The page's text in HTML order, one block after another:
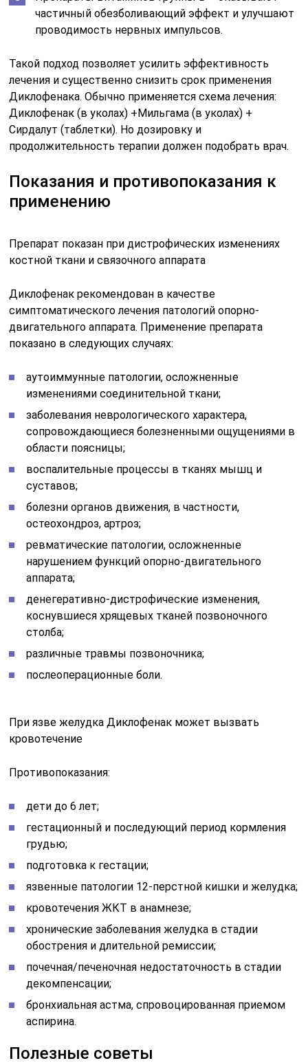
частичный обезболивающий эффект и улучшают
проводимость нервных импульсов.
Такой подход позволяет усилить эффективность
лечения и существенно снизить срок применения
Диклофенака. Обычно применяется схема лечения:
Диклофенак (в уколах) +Мильгама (в уколах) +
Сирдалут (таблетки). Но дозировку и
продолжительность терапии должен подобрать врач.
Показания и противопоказания к
применению
Препарат показан при дистрофических изменениях
костной ткани и связочного аппарата
Диклофенак рекомендован в качестве
симптоматического лечения патологий опорно-
двигательного аппарата. Применение препарата
показано в следующих случаях:
аутоиммунные патологии, осложненные
изменениями соединительной ткани;
заболевания неврологического характера,
сопровождающиеся болезненными ощущениями в
области поясницы;
воспалительные процессы в тканях мышц и
суставов;
болезни органов движения, в частности,
остеохондроз, артроз;
ревматические патологии, осложненные
нарушением функций опорно-двигательного
аппарата;
денегеративно-дистрофические изменения,
коснувшиеся хрящевых тканей позвоночного
столба;
различные травмы позвоночника;
послеоперационные боли.
При язве желудка Диклофенак может вызвать
кровотечение
Противопоказания:
дети до 6 лет;
гестационный и последующий период кормления
грудью;
подготовка к гестации;
язвенные патологии 12-перстной кишки и желудка;
кровотечения ЖКТ в анамнезе;
хронические заболевания желудка в стадии
обострения и длительной ремиссии;
почечная/печеночная недостаточность в стадии
декомпенсации;
бронхиальная астма, спровоцированная приемом
аспирина.
Полезные советы